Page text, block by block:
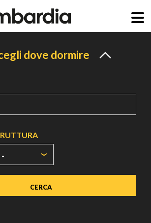
dove dormire